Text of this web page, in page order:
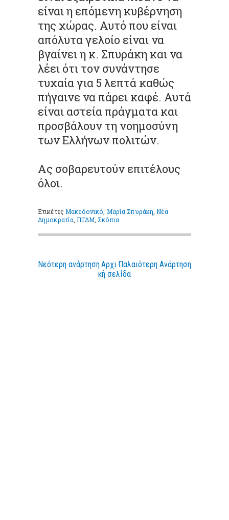
είναι η επόμενη κυβέρνηση
της χώρας. Αυτό που είναι
απόλυτα γελοίο είναι να
βγαίνει η κ. Σπυράκη και να
λέει ότι τον συνάντησε
τυχαία για 5 λεπτά καθώς
πήγαινε να πάρει καφέ. Αυτά
είναι αστεία πράγματα και
προσβάλουν τη νοημοσύνη
των Ελλήνων πολιτών.
Ας σοβαρευτούν επιτέλους
όλοι.
ΕτικέτεςΜακεδονικό Μαρία Σπυράκη ,Νέα
Δημοκρατία ,ΠΓΔΜ, Σκόπια
Νεότερη ανάρτηση Παλαιότερη Ανάρτηση
Αρχι
κή σελίδα